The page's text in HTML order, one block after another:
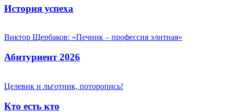
История успеха
Виктор Щербаков: «Печник – профессия элитная»
Абитуриент 2026
Целевик и льготник, поторопись!
Кто есть кто